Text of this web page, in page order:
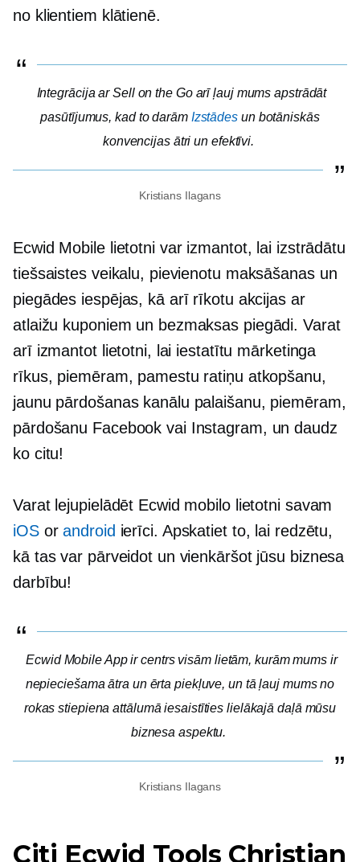
no klientiem klātienē.
Integrācija ar Sell on the Go arī ļauj mums apstrādāt
pasūtījumus, kad to darām Izstādes un botāniskās
konvencijas ātri un efektīvi.
Kristians Ilagans
Ecwid Mobile lietotni var izmantot, lai izstrādātu
tiešsaistes veikalu, pievienotu maksāšanas un
piegādes iespējas, kā arī rīkotu akcijas ar
atlaižu kuponiem un bezmaksas piegādi. Varat
arī izmantot lietotni, lai iestatītu mārketinga
rīkus, piemēram, pamestu ratiņu atkopšanu,
jaunu pārdošanas kanālu palaišanu, piemēram,
pārdošanu Facebook vai Instagram, un daudz
ko citu!
Varat lejupielādēt Ecwid mobilo lietotni savam
iOSorandroid ierīci. Apskatiet to, lai redzētu,
kā tas var pārveidot un vienkāršot jūsu biznesa
darbību!
Ecwid Mobile App ir centrs visām lietām, kurām mums ir
nepieciešama ātra un ērta piekļuve, un tā ļauj mums no
rokas stiepiena attālumā iesaistīties lielākajā daļā mūsu
biznesa aspektu.
Kristians Ilagans
Citi Ecwid Tools Christian